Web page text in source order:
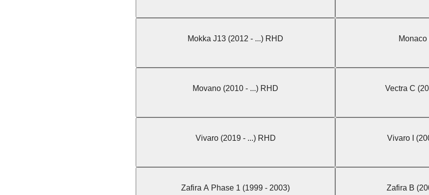
Mokka J13 (2012 - ...) RHD
Movano (2010 - ...) RHD Vectra C
Vivaro (2019 - ...) RHD Vivaro I
Zafira A Phase 1 (1999 - 2003) Zafira B